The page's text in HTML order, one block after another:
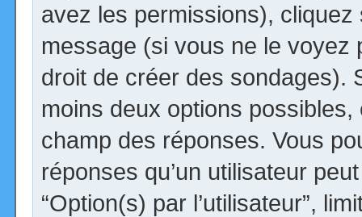
avez les permissions), cliquez
message (si vous ne le voyez
droit de créer des sondages).
moins deux options
champ des réponses. Vous
réponses qu’un utilisateur
“Option(s) par l’utilisateur”,